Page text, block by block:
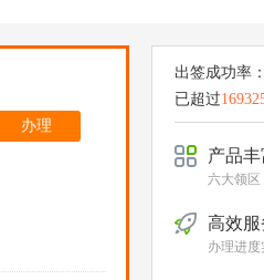
办理
出签成功率：
已超过
产品丰
六大领区
高效服
办理进